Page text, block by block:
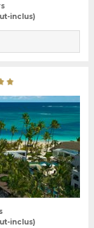
inclus)
inclus)